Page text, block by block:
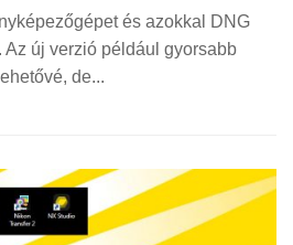
és azokkal DNG
Az új verzió például gyorsabb
de...